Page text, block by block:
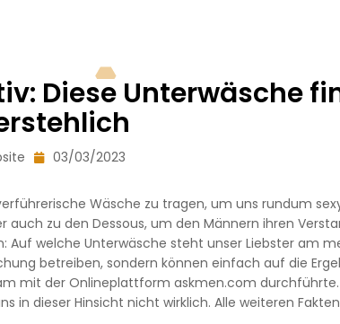
Diese Unterwäsche
03/03/2023
Wäsche zu tragen, um uns rundum
auch zu den Dessous, um den Männern ihren
Auf welche Unterwäsche steht unser Liebster am
betreiben, sondern können einfach auf die
mit der Onlineplattform askmen.com
in dieser Hinsicht nicht wirklich. Alle weiteren